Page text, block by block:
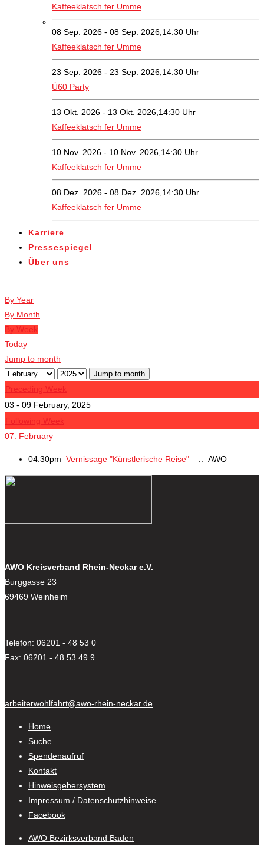
Kaffeeklatsch fer Umme
08 Sep. 2026 - 08 Sep. 2026,14:30 Uhr
Kaffeeklatsch fer Umme
23 Sep. 2026 - 23 Sep. 2026,14:30 Uhr
Ü60 Party
13 Okt. 2026 - 13 Okt. 2026,14:30 Uhr
Kaffeeklatsch fer Umme
10 Nov. 2026 - 10 Nov. 2026,14:30 Uhr
Kaffeeklatsch fer Umme
08 Dez. 2026 - 08 Dez. 2026,14:30 Uhr
Kaffeeklatsch fer Umme
Karriere
Pressespiegel
Über uns
By Year
By Month
By Week
Today
Jump to month
Jump to month
Preceding Week
03 - 09 February, 2025
Following Week
07. February
04:30pm Vernissage "Künstlerische Reise" :: AWO
AWO Kreisverband Rhein-Neckar e.V.
Burggasse 23
69469 Weinheim
Telefon: 06201 - 48 53 0
Fax: 06201 - 48 53 49 9
arbeiterwohlfahrt@awo-rhein-neckar.de
Home
Suche
Spendenaufruf
Kontakt
Hinweisgebersystem
Impressum / Datenschutzhinweise
Facebook
AWO Bezirksverband Baden